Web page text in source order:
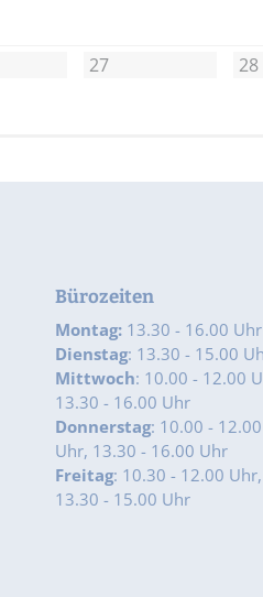
27 28
Bürozeiten
Montag:13.30 - 16.00 Uhr
Dienstag: 13.30 - 15.00
Mittwoch: 10.00 - 12.00
13.30 - 16.00 Uhr
Donnerstag: 10.00 - 12.00
Uhr, 13.30 - 16.00 Uhr
Freitag: 10.30 - 12.00 Uhr,
13.30 - 15.00 Uhr